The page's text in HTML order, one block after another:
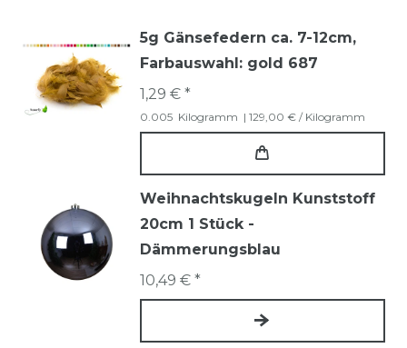
5g Gänsefedern ca. 7-12cm,
Farbauswahl: gold 687
1,29 € *
0.005 Kilogramm | 129,00 € / Kilogramm
Weihnachtskugeln Kunststoff
20cm 1 Stück -
Dämmerungsblau
10,49 € *